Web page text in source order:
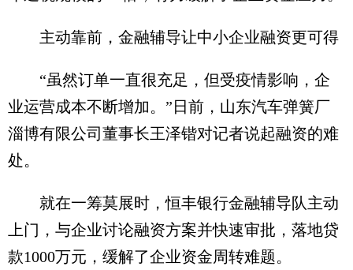
主动靠前，金融辅导让中小企业融资更可得
“虽然订单一直很充足，但受疫情影响，企
业运营成本不断增加。”日前，山东汽车弹簧厂
淄博有限公司董事长王泽锴对记者说起融资的难
处。
就在一筹莫展时，恒丰银行金融辅导队主动
上门，与企业讨论融资方案并快速审批，落地贷
款1000万元，缓解了企业资金周转难题。